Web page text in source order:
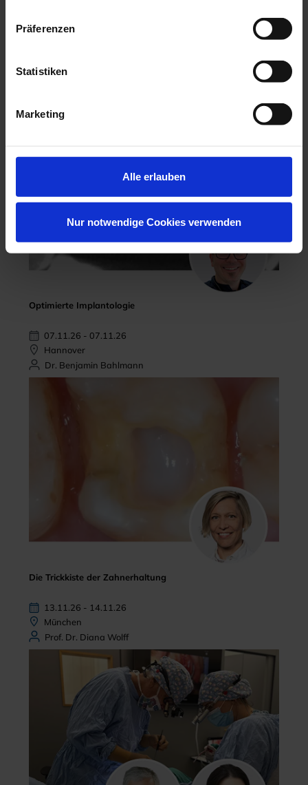
Präferenzen
Statistiken
Marketing
Alle erlauben
Nur notwendige Cookies verwenden
Köln
Optimierte Implantologie
07.11.26 - 07.11.26
Hannover
Dr. Benjamin Bahlmann
Die Trickkiste der Zahnerhaltung
13.11.26 - 14.11.26
München
Prof. Dr. Diana Wolff